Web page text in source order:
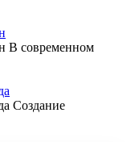
В современном
Создание